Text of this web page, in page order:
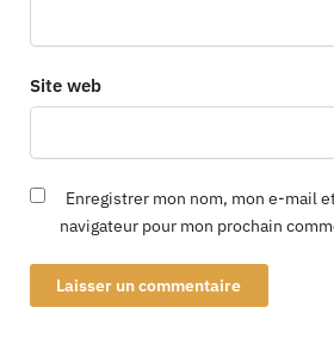
Site web
Enregistrer mon nom, mon e-mail
navigateur pour mon prochain